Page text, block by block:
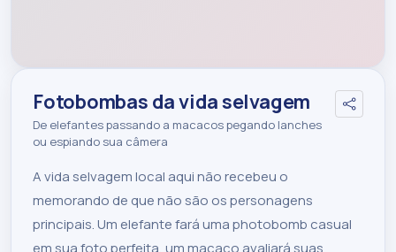
Fotobombas da vida selvagem
De elefantes passando a macacos pegando lanches
ou espiando sua câmera
A vida selvagem local aqui não recebeu o
memorando de que não são os personagens
principais. Um elefante fará uma photobomb casual
em sua foto perfeita, um macaco avaliará suas